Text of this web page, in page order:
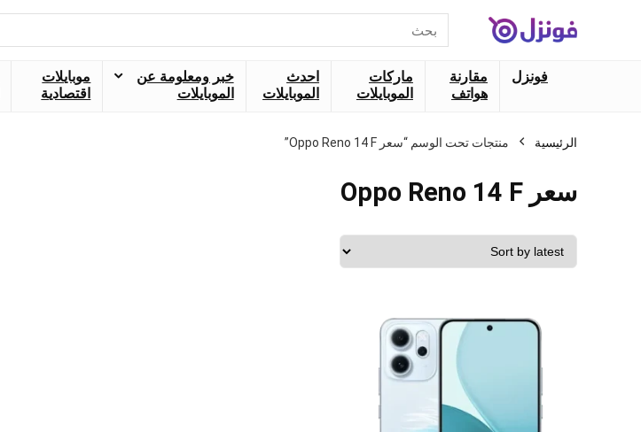
عن:
فونزل
مقارنة
هواتف
ماركات
الموبايلات
احدث
الموبايلات
خبر ومعلومة عن
الموبايلات
موبايلات
اقتصادية
الرئيسية منتجات تحت الوسم “سعر Oppo Reno 14 F”
سعر Oppo Reno 14 F